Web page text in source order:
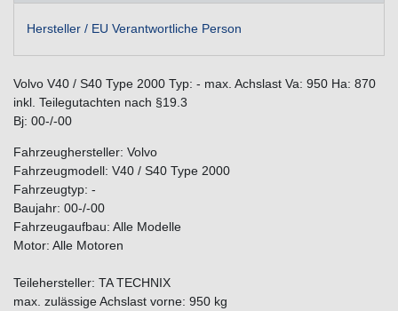
Hersteller / EU Verantwortliche Person
Volvo V40 / S40 Type 2000 Typ: - max. Achslast Va: 950 Ha: 870
inkl. Teilegutachten nach §19.3
Bj: 00-/-00
Fahrzeughersteller: Volvo
Fahrzeugmodell: V40 / S40 Type 2000
Fahrzeugtyp: -
Baujahr: 00-/-00
Fahrzeugaufbau: Alle Modelle
Motor: Alle Motoren
Teilehersteller: TA TECHNIX
max. zulässige Achslast vorne: 950 kg